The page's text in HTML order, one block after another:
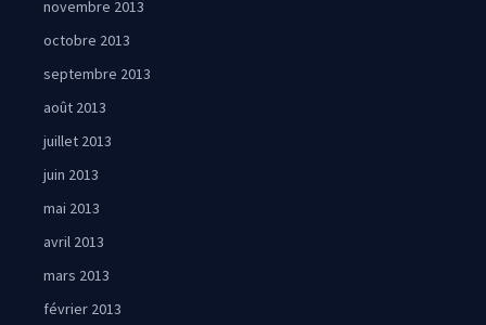
novembre 2013
octobre 2013
septembre 2013
août 2013
juillet 2013
juin 2013
mai 2013
avril 2013
mars 2013
février 2013